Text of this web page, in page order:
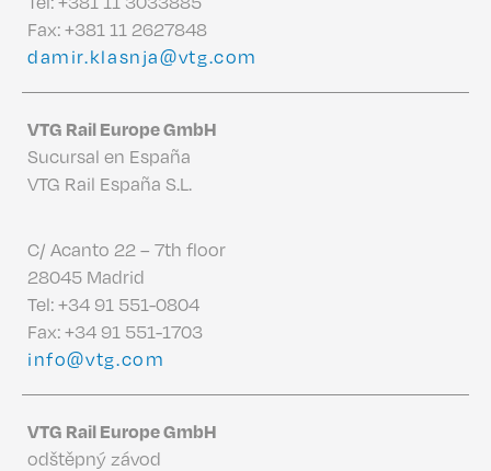
Fax: +381 11 2627848
damir.klasnja@vtg.com
VTG Rail Europe GmbH
Sucursal en España
VTG Rail España S.L.
C/ Acanto 22 – 7th floor
28045 Madrid
Tel:+34 91 551-0804
Fax: +34 91 551-1703
info@vtg.com
VTG Rail Europe GmbH
odštěpný závod